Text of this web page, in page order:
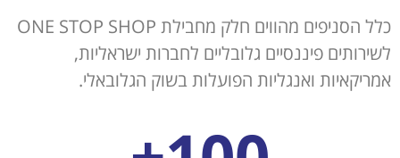
כלל הסניפים מהווים חלק מחבילת ONE STOP SHOP
לשירותים פיננסיים גלובליים לחברות ישראליות,
אמריקאיות ואנגליות הפועלות בשוק הגלובאלי.